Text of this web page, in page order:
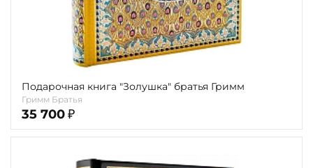
Подарочная книга "Золушка" братья Гримм
Гримм Братья
35 700 ₽